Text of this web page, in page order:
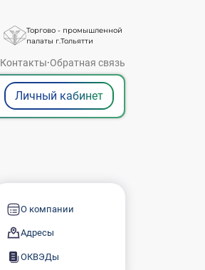
Торгово - промышленной
палаты г.Тольятти
Контакты·Обратная связь
Личный кабинет
О компании
Адресы
ОКВЭДы